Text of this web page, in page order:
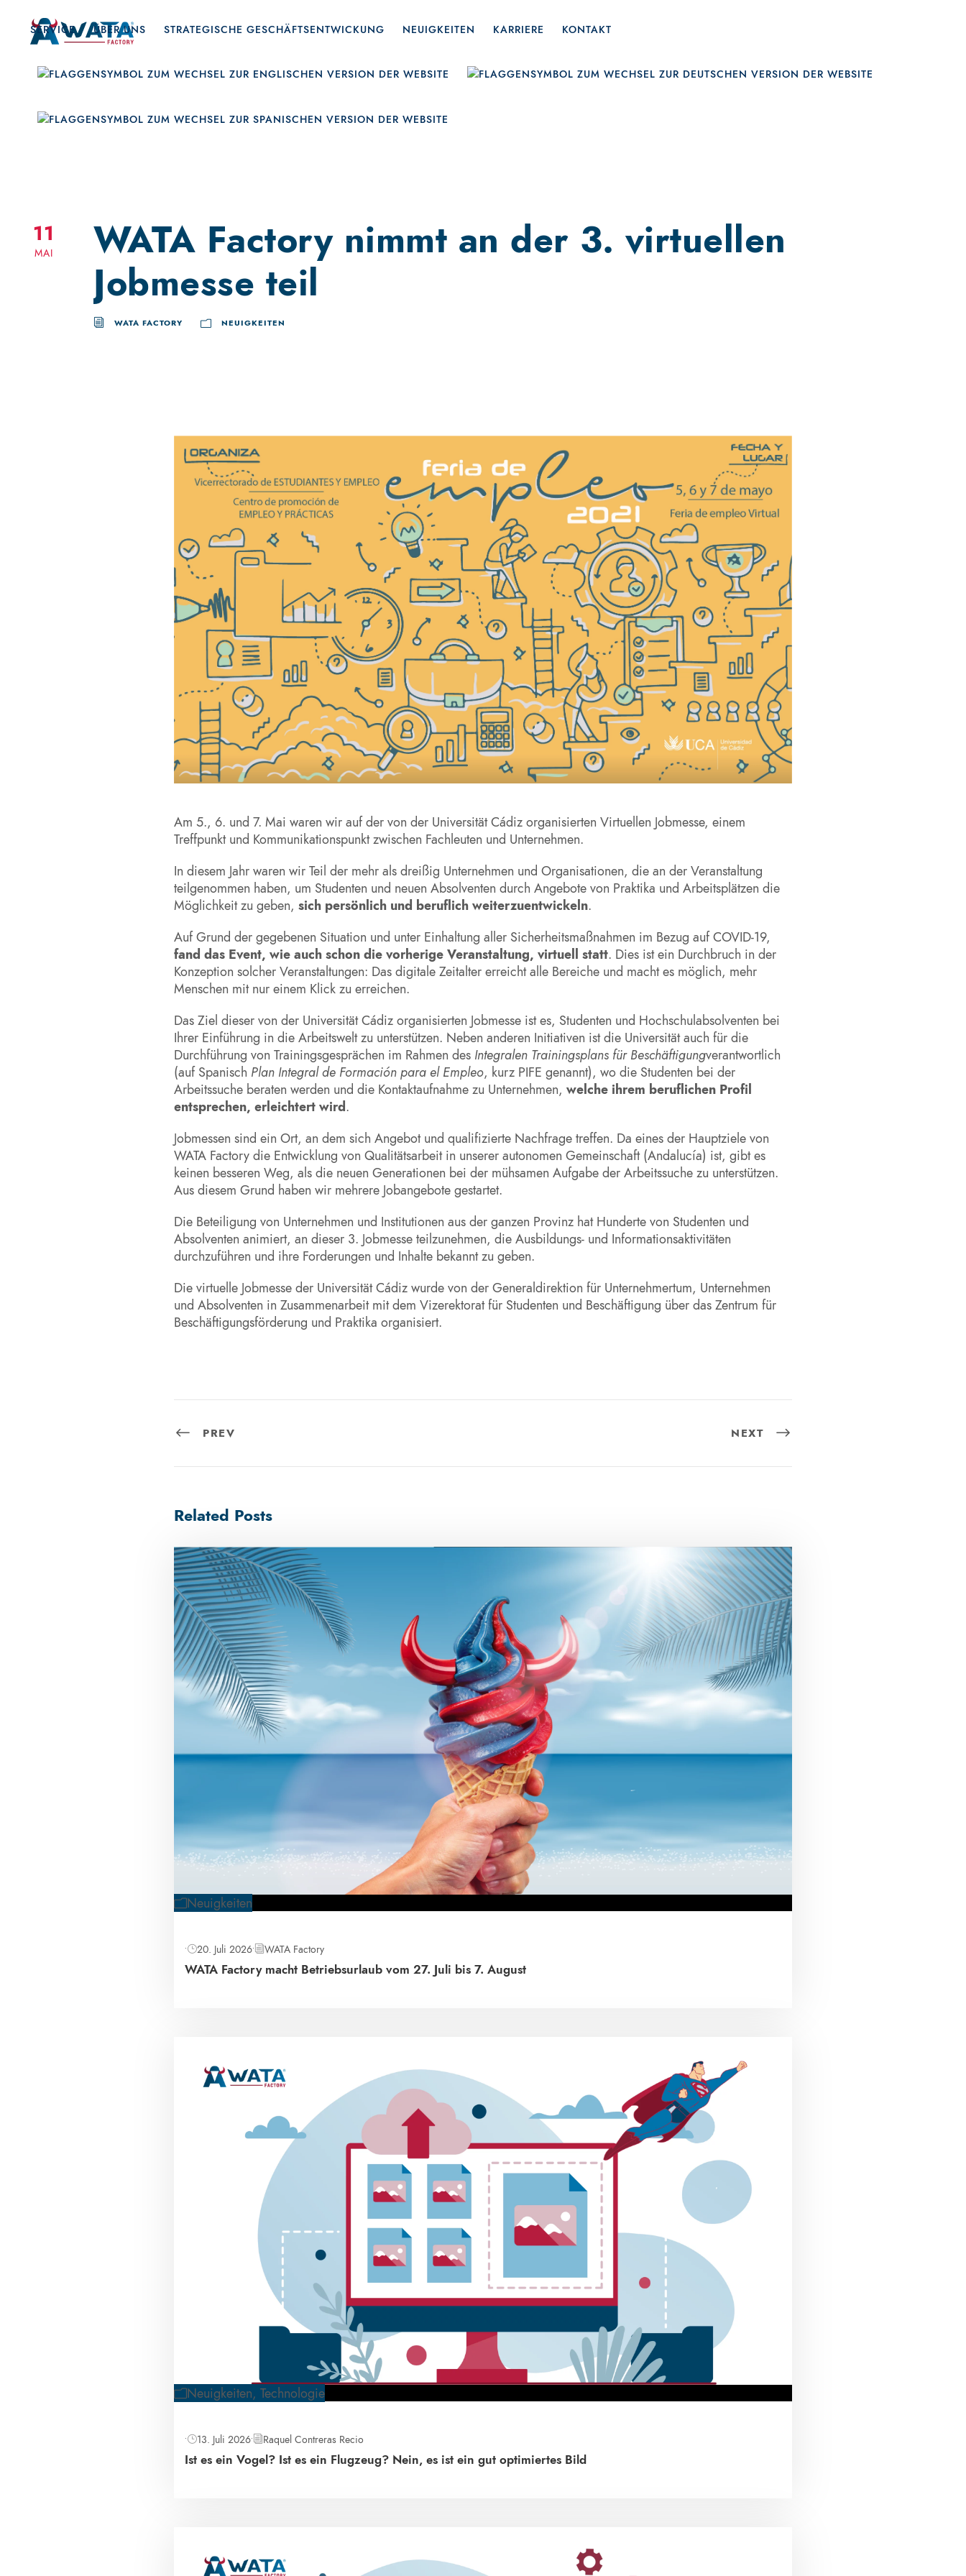
SERVICE ÜBER UNS STRATEGISCHE GESCHÄFTSENTWICKUNG NEUIGKEITEN KARRIERE KONTAKT
11
MAI
WATA Factory nimmt an der 3. virtuellen
Jobmesse teil
WATA FACTORY NEUIGKEITEN
Am 5., 6. und 7. Mai waren wir auf der von der Universität Cádiz organisierten Virtuellen Jobmesse, einem
Treffpunkt und Kommunikationspunkt zwischen Fachleuten und Unternehmen.
In diesem Jahr waren wir Teil der mehr als dreißig Unternehmen und Organisationen, die an der Veranstaltung
teilgenommen haben, um Studenten und neuen Absolventen durch Angebote von Praktika und Arbeitsplätzen die
Möglichkeit zu geben, sich persönlich und beruflich weiterzuentwickeln.
Auf Grund der gegebenen Situation und unter Einhaltung aller Sicherheitsmaßnahmen im Bezug auf COVID-19,
fand das Event, wie auch schon die vorherige Veranstaltung, virtuell statt. Dies ist ein Durchbruch in der
Konzeption solcher Veranstaltungen: Das digitale Zeitalter erreicht alle Bereiche und macht es möglich, mehr
Menschen mit nur einem Klick zu erreichen.
Das Ziel dieser von der Universität Cádiz organisierten Jobmesse ist es, Studenten und Hochschulabsolventen bei
Ihrer Einführung in die Arbeitswelt zu unterstützen. Neben anderen Initiativen ist die Universität auch für die
Durchführung von Trainingsgesprächen im Rahmen des Integralen Trainingsplans für Beschäftigungverantwortlich
(auf Spanisch Plan Integral de Formación para el Empleo, kurz PIFE genannt), wo die Studenten bei der
Arbeitssuche beraten werden und die Kontaktaufnahme zu Unternehmen, welche ihrem beruflichen Profil
entsprechen, erleichtert wird.
Jobmessen sind ein Ort, an dem sich Angebot und qualifizierte Nachfrage treffen. Da eines der Hauptziele von
WATA Factory die Entwicklung von Qualitätsarbeit in unserer autonomen Gemeinschaft (Andalucía) ist, gibt es
keinen besseren Weg, als die neuen Generationen bei der mühsamen Aufgabe der Arbeitssuche zu unterstützen.
Aus diesem Grund haben wir mehrere Jobangebote gestartet.
Die Beteiligung von Unternehmen und Institutionen aus der ganzen Provinz hat Hunderte von Studenten und
Absolventen animiert, an dieser 3. Jobmesse teilzunehmen, die Ausbildungs- und Informationsaktivitäten
durchzuführen und ihre Forderungen und Inhalte bekannt zu geben.
Die virtuelle Jobmesse der Universität Cádiz wurde von der Generaldirektion für Unternehmertum, Unternehmen
und Absolventen in Zusammenarbeit mit dem Vizerektorat für Studenten und Beschäftigung über das Zentrum für
Beschäftigungsförderung und Praktika organisiert.
PREV NEXT
Related Posts
Neuigkeiten
• 20. Juli 2026• WATA Factory
WATA Factory macht Betriebsurlaub vom 27. Juli bis 7. August
Neuigkeiten, Technologie
• 13. Juli 2026• Raquel Contreras Recio
Ist es ein Vogel? Ist es ein Flugzeug? Nein, es ist ein gut optimiertes Bild